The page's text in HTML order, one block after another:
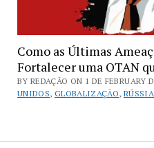
Como as Últimas
Fortalecer uma OTAN
BY REDAÇÃO ON 1 DE FEBRUARY
UNIDOS, GLOBALIZAÇÃO, RÚSSIA